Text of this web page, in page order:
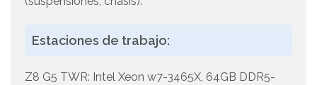
Estaciones de trabajo:
Z8 G5 TWR: Intel Xeon w7-3465X, 64GB DDR5-